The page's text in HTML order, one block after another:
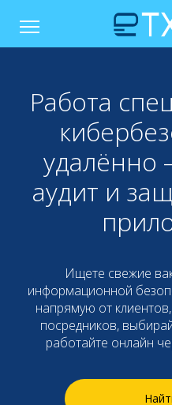
Работа
удалённо
аудит и
Ищете свежие
информационной
напрямую от
посредников,
работайте онлайн